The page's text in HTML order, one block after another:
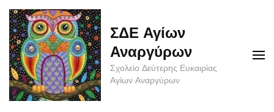
Skip
content
(Press
Enter)
ΣΔΕ Αγίων
Αναργύρων
Σχολείο Δεύτερης Ευκαιρίας
Αγίων Αναργύρων